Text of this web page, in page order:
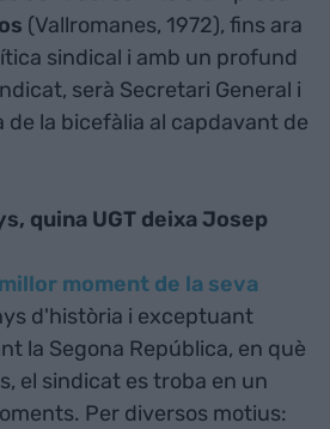
(Vallromanes, 1972), fins ara
sindical i amb un profund
serà Secretari General i
de la bicefàlia al capdavant de
quina UGT deixa Josep
moment de la seva
d'història i exceptuant
la Segona República, en què
el sindicat es troba en un
Per diversos motius: